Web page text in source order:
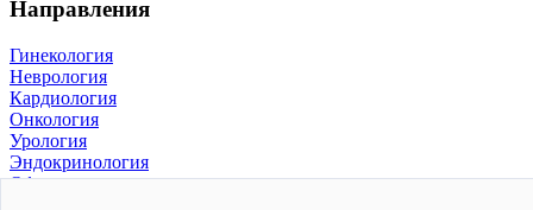
Направления
Гинекология
Неврология
Кардиология
Онкология
Урология
Эндокринология
Офтальмология